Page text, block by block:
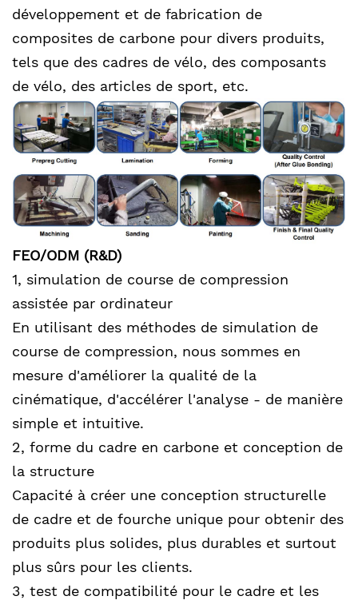
développement et de fabrication de
composites de carbone pour divers produits,
tels que des cadres de vélo, des composants
de vélo, des articles de sport, etc.
FEO/ODM (R&D)
1, simulation de course de compression
assistée par ordinateur
En utilisant des méthodes de simulation de
course de compression, nous sommes en
mesure d'améliorer la qualité de la
cinématique, d'accélérer l'analyse - de manière
simple et intuitive.
2, forme du cadre en carbone et conception de
la structure
Capacité à créer une conception structurelle
de cadre et de fourche unique pour obtenir des
produits plus solides, plus durables et surtout
plus sûrs pour les clients.
3, test de compatibilité pour le cadre et les